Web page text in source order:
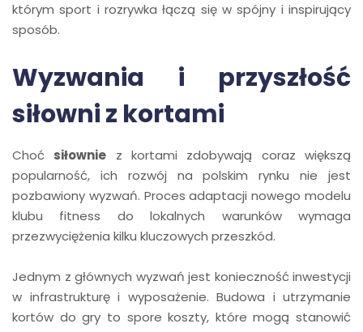
którym sport i rozrywka łączą się w spójny i inspirujący
sposób.
Wyzwania i przyszłość
siłowni z kortami
Choć siłownie z kortami zdobywają coraz większą
popularność, ich rozwój na polskim rynku nie jest
pozbawiony wyzwań. Proces adaptacji nowego modelu
klubu fitness do lokalnych warunków wymaga
przezwyciężenia kilku kluczowych przeszkód.
Jednym z głównych wyzwań jest konieczność inwestycji
w infrastrukturę i wyposażenie. Budowa i utrzymanie
kortów do gry to spore koszty, które mogą stanowić